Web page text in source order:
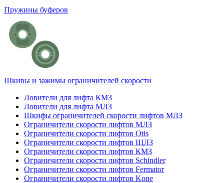
Пружины буферов
Шкивы и зажимы ограничителей скорости
Ловители для лифта КМЗ
Ловители для лифта МЛЗ
Шкифы ограничителей скорости лифтов МЛЗ
Ограничители скорости лифтов МЛЗ
Ограничители скорости лифтов Otis
Ограничители скорости лифтов ЩЛЗ
Ограничители скорости лифтов КМЗ
Ограничители скорости лифтов Schindler
Ограничители скорости лифтов Fermator
Ограничители скорости лифтов Kone